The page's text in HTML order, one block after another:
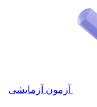
آزمون آزمایشی